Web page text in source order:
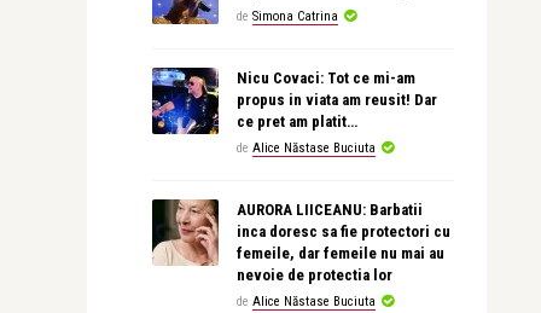
de Simona Catrina
Nicu Covaci: Tot ce mi-am
propus in viata am reusit! Dar
ce pret am platit…
de Alice Năstase Buciuta
AURORA LIICEANU: Barbatii
inca doresc sa fie protectori cu
femeile, dar femeile nu mai au
nevoie de protectia lor
de Alice Năstase Buciuta